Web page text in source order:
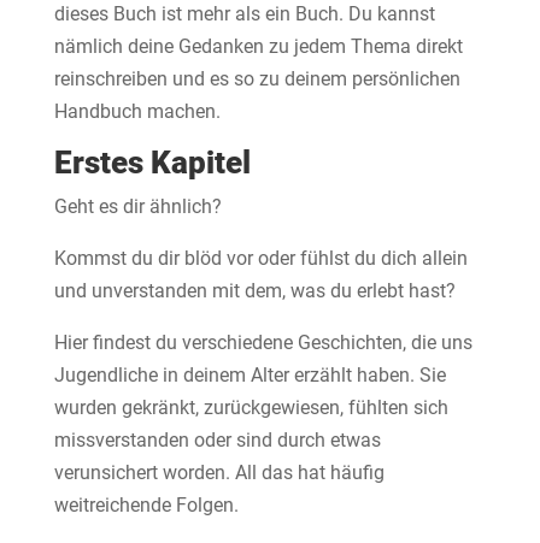
dieses Buch ist mehr als ein Buch. Du kannst
nämlich deine Gedanken zu jedem Thema direkt
reinschreiben und es so zu deinem persönlichen
Handbuch machen.
Erstes Kapitel
Geht es dir ähnlich?
Kommst du dir blöd vor oder fühlst du dich allein
und unverstanden mit dem, was du erlebt hast?
Hier findest du verschiedene Geschichten, die uns
Jugendliche in deinem Alter erzählt haben. Sie
wurden gekränkt, zurückgewiesen, fühlten sich
missverstanden oder sind durch etwas
verunsichert worden. All das hat häufig
weitreichende Folgen.